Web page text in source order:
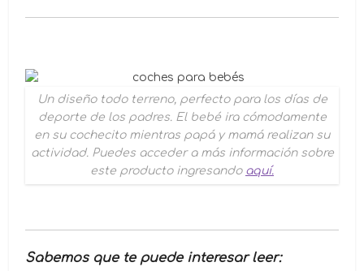
Un diseño todo terreno, perfecto para los días de
deporte de los padres. El bebé ira cómodamente
en su cochecito mientras papá y mamá realizan su
actividad. Puedes acceder a más información sobre
este producto ingresando aquí.
Sabemos que te puede interesar leer: